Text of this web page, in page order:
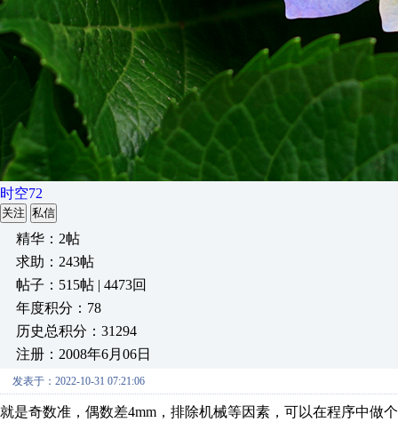
时空72
关注 私信
精华：2帖
求助：243帖
帖子：515帖 | 4473回
年度积分：78
历史总积分：31294
注册：2008年6月06日
发表于：2022-10-31 07:21:06
就是奇数准，偶数差4mm，排除机械等因素，可以在程序中做